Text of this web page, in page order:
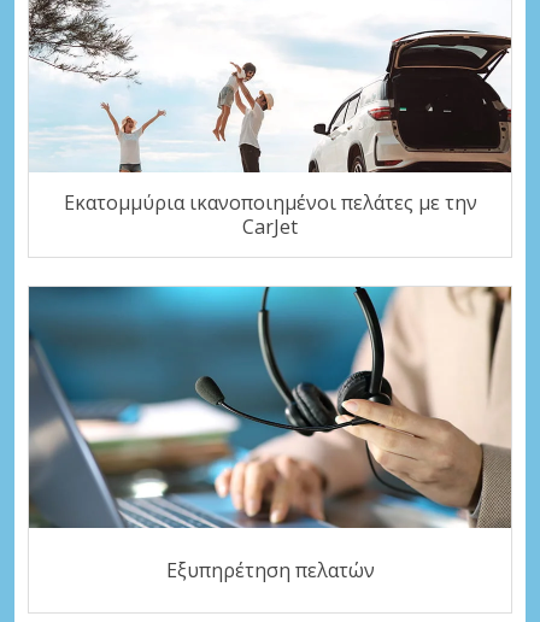
Εκατομμύρια ικανοποιημένοι πελάτες με την
CarJet
Εξυπηρέτηση πελατών